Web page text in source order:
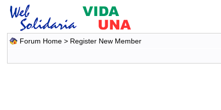
Forum Home> Register New Member